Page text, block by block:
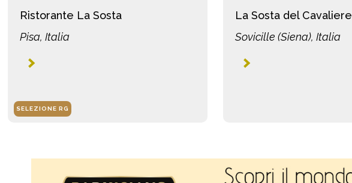
Ristorante La Sosta
Pisa, Italia
SELEZIONE RG
La Sosta del Cavaliere
Sovicille (Siena), Italia